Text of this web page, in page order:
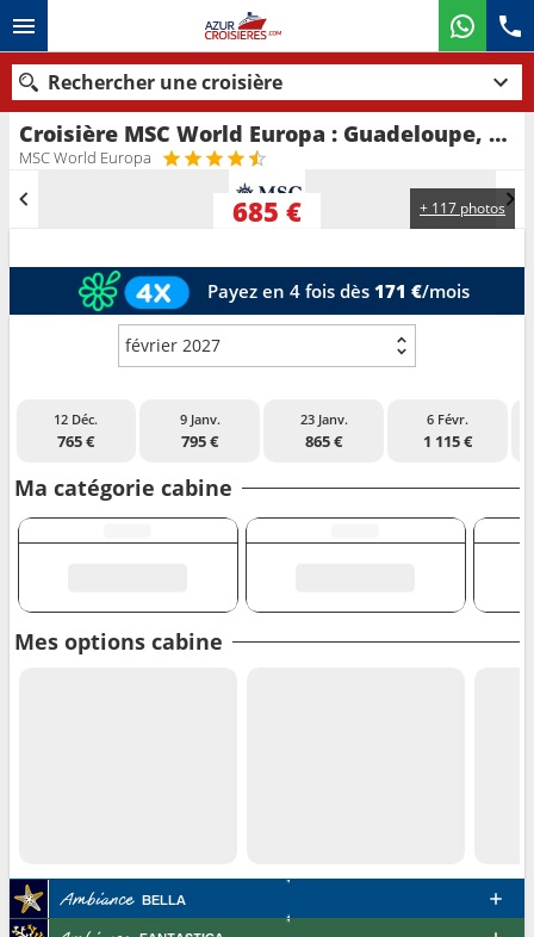
Croisière MSC World Europa : Guadeloupe, Sainte-Lucie, Barbade, Saint Vincent-et-les-Grenadines, Grenade, Martinique au départ de Fort de France
MSC World Europa
+ 117 photos
685 €
Payez en 4 fois dès 171 €/mois
février 2027
12 Déc.
765 €
9 Janv.
795 €
23 Janv.
865 €
6 Févr.
1 115 €
Ma catégorie cabine
Mes options cabine
Rechercher une croisière
Nos destinations
Rechercher